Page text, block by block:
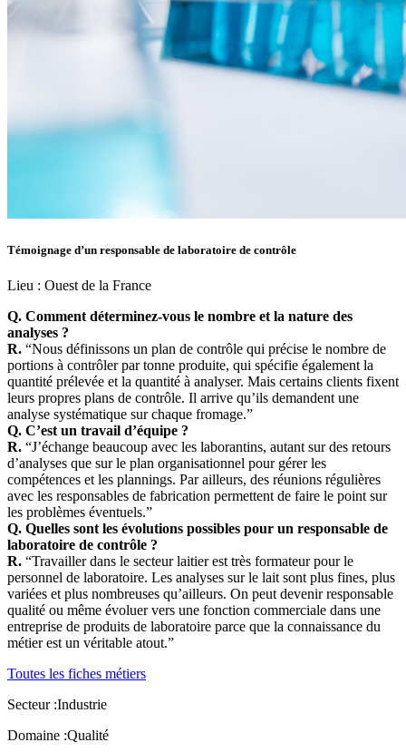
Témoignage d’un responsable de laboratoire de contrôle
Lieu : Ouest de la France
Q. Comment déterminez-vous le nombre et la nature des
analyses ?
R. “Nous définissons un plan de contrôle qui précise le nombre de
portions à contrôler par tonne produite, qui spécifie également la
quantité prélevée et la quantité à analyser. Mais certains clients fixent
leurs propres plans de contrôle. Il arrive qu’ils demandent une
analyse systématique sur chaque fromage.”
Q. C’est un travail d’équipe ?
R. “J’échange beaucoup avec les laborantins, autant sur des retours
d’analyses que sur le plan organisationnel pour gérer les
compétences et les plannings. Par ailleurs, des réunions régulières
avec les responsables de fabrication permettent de faire le point sur
les problèmes éventuels.”
Q. Quelles sont les évolutions possibles pour un responsable de
laboratoire de contrôle ?
R. “Travailler dans le secteur laitier est très formateur pour le
personnel de laboratoire. Les analyses sur le lait sont plus fines, plus
variées et plus nombreuses qu’ailleurs. On peut devenir responsable
qualité ou même évoluer vers une fonction commerciale dans une
entreprise de produits de laboratoire parce que la connaissance du
métier est un véritable atout.”
Toutes les fiches métiers
Secteur :Industrie
Domaine :Qualité